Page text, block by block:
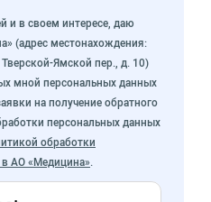
и в своем интересе, даю
(адрес местонахождения:
Ямской пер., д. 10)
мной персональных данных
на получение обратного
персональных данных
обработки
АО «Медицина».